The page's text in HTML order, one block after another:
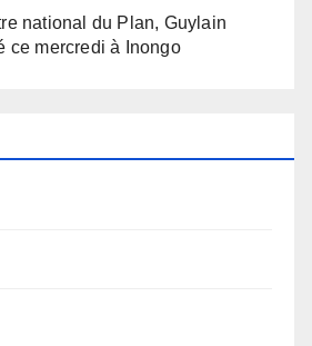
national du Plan, Guylain
ce mercredi à Inongo